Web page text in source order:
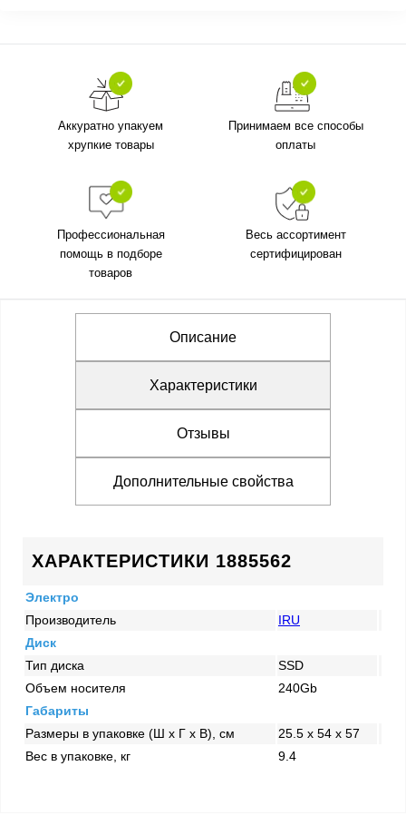
Аккуратно упакуем
хрупкие товары
Принимаем все способы
оплаты
Профессиональная
помощь в подборе
товаров
Весь ассортимент
сертифицирован
Описание
Характеристики
Отзывы
Дополнительные свойства
ХАРАКТЕРИСТИКИ 1885562
Электро
Производитель
IRU
Диск
Тип диска
SSD
Объем носителя
240Gb
Габариты
Размеры в упаковке (Ш x Г x В), см
25.5 x 54 x 57
Вес в упаковке, кг
9.4